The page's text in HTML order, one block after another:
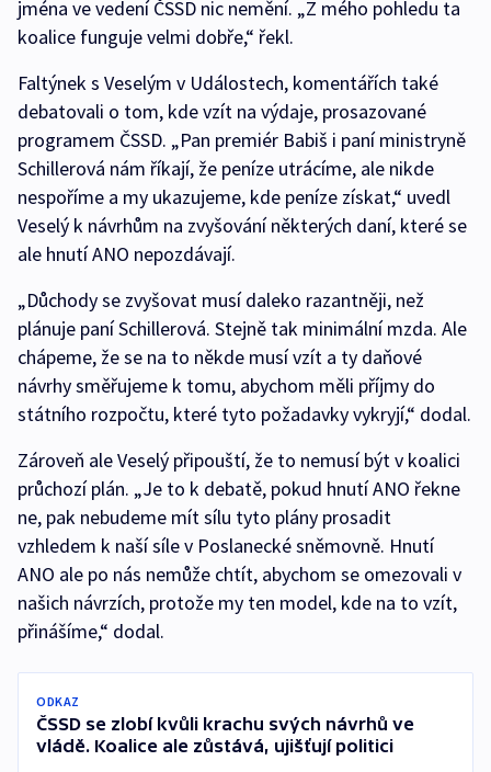
jména ve vedení ČSSD nic nemění. „Z mého pohledu ta
koalice funguje velmi dobře,“ řekl.
Faltýnek s Veselým v Událostech, komentářích také
debatovali o tom, kde vzít na výdaje, prosazované
programem ČSSD. „Pan premiér Babiš i paní ministryně
Schillerová nám říkají, že peníze utrácíme, ale nikde
nespoříme a my ukazujeme, kde peníze získat,“ uvedl
Veselý k návrhům na zvyšování některých daní, které se
ale hnutí ANO nepozdávají.
„Důchody se zvyšovat musí daleko razantněji, než
plánuje paní Schillerová. Stejně tak minimální mzda. Ale
chápeme, že se na to někde musí vzít a ty daňové
návrhy směřujeme k tomu, abychom měli příjmy do
státního rozpočtu, které tyto požadavky vykryjí,“ dodal.
Zároveň ale Veselý připouští, že to nemusí být v koalici
průchozí plán. „Je to k debatě, pokud hnutí ANO řekne
ne, pak nebudeme mít sílu tyto plány prosadit
vzhledem k naší síle v Poslanecké sněmovně. Hnutí
ANO ale po nás nemůže chtít, abychom se omezovali v
našich návrzích, protože my ten model, kde na to vzít,
přinášíme,“ dodal.
ODKAZ
ČSSD se zlobí kvůli krachu svých návrhů ve
vládě. Koalice ale zůstává, ujišťují politici